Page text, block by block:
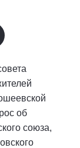
об
союза,